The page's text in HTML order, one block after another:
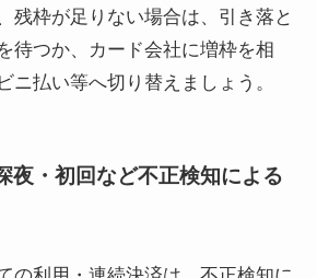
残枠が足りない場合は、引き落と
待つか、カード会社に増枠を相
ニ払い等へ切り替えましょう。
夜・初回など不正検知による